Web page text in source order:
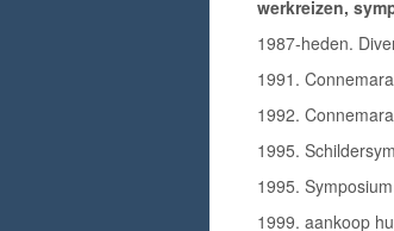
werkreizen,
1987-heden.
1991.
1992.
1995.
1995.
1999. aankoop